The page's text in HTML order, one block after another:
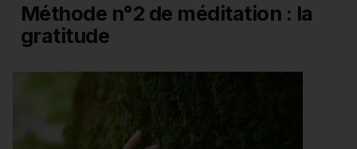
Méthode n°2 de méditation : la
gratitude